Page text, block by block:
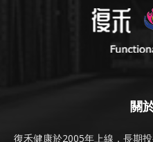
關
復禾健康於2005年上線，長期